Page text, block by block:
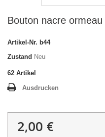
Bouton nacre
Artikel-Nr. b44
Zustand Neu
62 Artikel
Ausdrucken
2,00 €